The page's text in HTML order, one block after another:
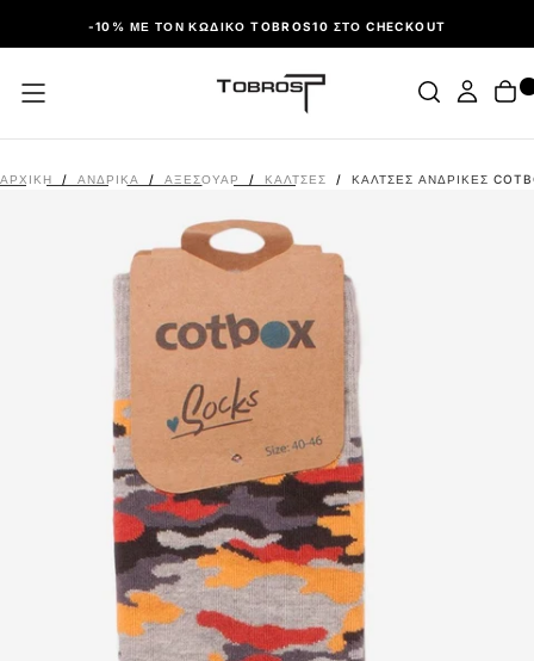
ΠΑΡΆΛΕΙΨΗ-10% ΜΕ ΤΟΝ ΚΩΔΙΚΌ TOBROS10 ΣΤΟ CHECKOUT
ΑΡΧΙΚΉ / ΑΝΔΡΙΚΑ / ΑΞΕΣΟΥΆΡ / ΚΆΛΤΣΕΣ / ΚΑΛΤΣΕΣ ΑΝΔΡΙΚΕΣ